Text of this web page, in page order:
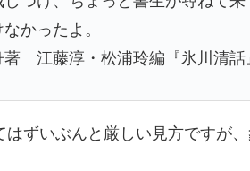
かったよ。
著 江藤淳・松浦玲編『氷川清話
はずいぶんと厳しい見方ですが